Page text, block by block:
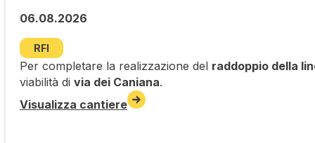
06.08.2026
RFI
Per completare la realizzazione del raddoppio della
viabilità di via dei Caniana.
Visualizza cantiere